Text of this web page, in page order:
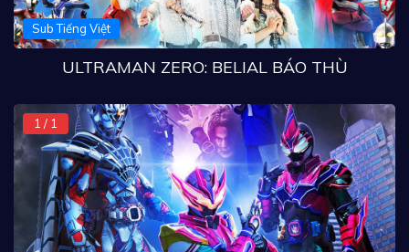
Sub Tiếng Việt
ULTRAMAN ZERO: BELIAL BÁO THÙ
1 / 1